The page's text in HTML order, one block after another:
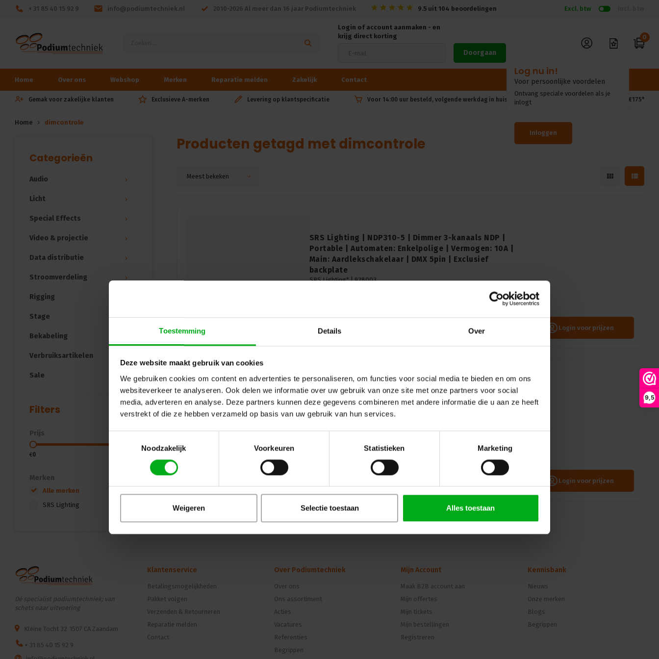
Toestemming Details Over
Deze website maakt gebruik van cookies
We gebruiken cookies om content en advertenties te personaliseren, om functies voor social media te bieden en om ons
websiteverkeer te analyseren. Ook delen we informatie over uw gebruik van onze site met onze partners voor social
media, adverteren en analyse. Deze partners kunnen deze gegevens combineren met andere informatie die u aan ze heeft
verstrekt of die ze hebben verzameld op basis van uw gebruik van hun services.
Noodzakelijk
Voorkeuren Statistieken Marketing
Weigeren Selectie toestaan Alles toestaan
9,5
+ 31 85 40 15 92 9 info@podiumtechniek.nl 2010-2026 Al meer dan 16 jaar Podiumtechniek 9.5 uit 104 beoordelingen Excl. btw
Login of account aanmaken - en
krijg direct korting
Doorgaan
0
Home Over ons Webshop Merken Reparatie melden Zakelijk Contact
Gemak voor zakelijke klanten Exclusieve A-merken Levering op klantspecificatie Voor 14:00 uur besteld, volgende werkdag in huis* Gratis verzendkosten vanaf €175*
Home dimcontrole
Categorieën
Audio
Licht
Special Effects
Video & projectie
Data distributie
Stroomverdeling
Rigging
Stage
Bekabeling
Verbruiksartikelen
Sale
Filters
Prijs
€0
Merken
Alle merken
SRS Lighting
Producten getagd met dimcontrole
Meest bekeken
SRS Lighting | NDP310-5 | Dimmer 3-kanaals NDP |
Portable | Automaten: Enkelpolige | Vermogen: 10A |
Main: Aardlekschakelaar | DMX 5pin | Exclusief
backplate
SRS Lighting* |928003
Ontdek de kracht van de SRS Lighting NDP3, een 3-kanaals enkelpolige
keuze voor soepele DMX 5-pin dimcontrole.
Login voor prijzen
SRS Lighting | NDP3 | Dimmer 3-kanaals NDP |
Wandmontage | Automaten: Enkelpolige | Vermogen:
10A | Main: Aardlekschakelaar | DMX 5pin | Exclusief
backplate
Ontdek de kracht van de SRS Lighting NDP3, een 3-kanaals dimmer met
wandmontage en enkelpolige automaten. Met een vermogen van 10A en
aardlekschakelaar is dit de ideale keuze voor soepele DMX 5-pin
Login voor prijzen
Dé specialist podiumtechniek; van
schets naar uitvoering
Kleine Tocht 32 1507 CA Zaandam
+ 31 85 40 15 92 9
Klantenservice
Betalingsmogelijkheden
Pakket volgen
Verzenden & Retourneren
Reparatie melden
Contact
Over Podiumtechniek
Over ons
Ons assortiment
Acties
Vacatures
Referenties
Begrippen
Mijn Account
Maak B2B account aan
Mijn offertes
Mijn tickets
Mijn bestellingen
Registreren
Kennisbank
Nieuws
Onze merken
Blogs
Begrippen